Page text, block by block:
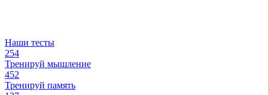
Наши тесты
254
Тренируй мышление
452
Тренируй память